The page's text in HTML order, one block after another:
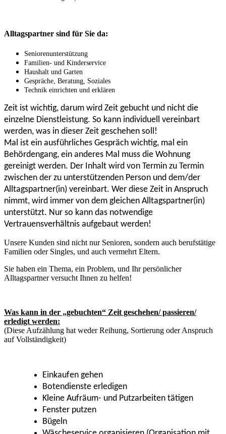
Alltagspartner sind für Sie da:
Seniorenunterstützung
Familien- und Kinderservice
Haushalt und Garten
Gespräche, Beratung, Soziales
Technik einrichten und erklären
Zeit ist wichtig, darum wird Zeit gebucht und nicht die
einzelne Dienstleistung. So kann individuell vereinbart
werden, was in dieser Zeit geschehen soll!
Mal ist ein ausführliches Gespräch wichtig, mal ein
Behördengang, ein anderes Mal muss die Wohnung
gereinigt werden. Der Inhalt wird von Termin zu Termin
zwischen der zu unterstützenden Person und dem/der
Alltagspartner(in) vereinbart. Wer diese Zeit in Anspruch
nimmt, wird immer von dem gleichen Alltagspartner(in)
unterstützt. Nur so kann das notwendige
Vertrauensverhältnis aufgebaut werden!
Unsere Kunden sind nicht nur Senioren, sondern auch berufstätige
Familien oder Singles, und auch vermehrt Eltern.
Sie haben ein Thema, ein Problem, und Ihr persönlicher
Alltagspartner versucht Ihnen zu helfen!
Was kann in der „gebuchten“ Zeit geschehen/ passieren/
erledigt werden:
(Diese Aufzählung hat weder Reihung, Sortierung oder Anspruch
auf Vollständigkeit)
Einkaufen gehen
Botendienste erledigen
Kleine Aufräum- und Putzarbeiten tätigen
Fenster putzen
Bügeln